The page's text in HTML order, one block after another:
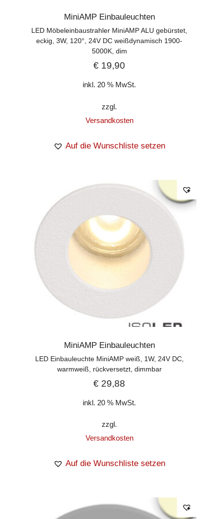
MiniAMP Einbauleuchten
LED Möbeleinbaustrahler MiniAMP ALU gebürstet,
eckig, 3W, 120°, 24V DC weißdynamisch 1900-
5000K, dim
€ 19,90
inkl. 20 % MwSt.
zzgl.
Versandkosten
Auf die Wunschliste setzen
MiniAMP Einbauleuchten
LED Einbauleuchte MiniAMP weiß, 1W, 24V DC,
warmweiß, rückversetzt, dimmbar
€ 29,88
inkl. 20 % MwSt.
zzgl.
Versandkosten
Auf die Wunschliste setzen